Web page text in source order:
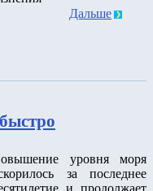
Дальше
уровня моря
за последнее
и продолжает